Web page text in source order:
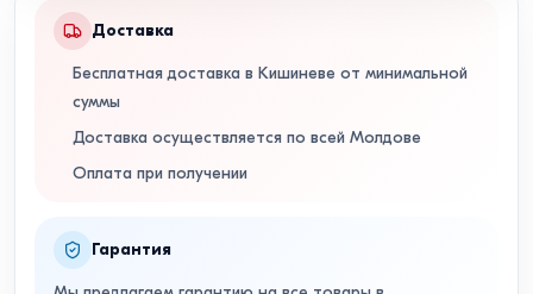
Доставка
Бесплатная доставка в Кишиневе от минимальной
суммы
Доставка осуществляется по всей Молдове
Оплата при получении
Гарантия